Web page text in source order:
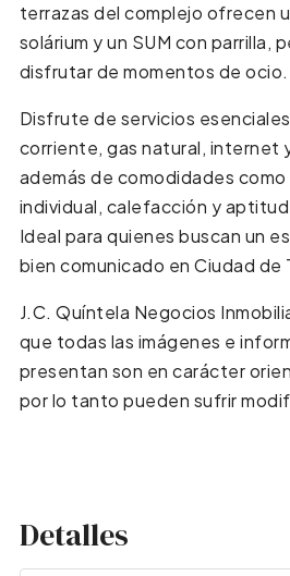
terrazas del complejo ofrecen
solárium y un SUM con parrilla,
disfrutar de momentos de ocio.
Disfrute de servicios
corriente, gas natural, internet
además de comodidades
individual, calefacción y
Ideal para quienes buscan un
bien comunicado en Ciudad de
J.C. Quíntela Negocios
que todas las imágenes e
presentan son en carácter
por lo tanto pueden sufrir
Detalles